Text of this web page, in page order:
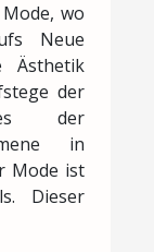
wo
Neue
Ästhetik
der
der
in
Mode ist
Dieser